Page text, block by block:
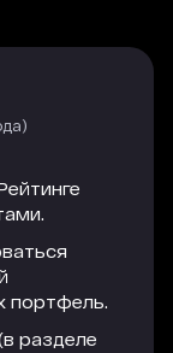
портфель.
разделе